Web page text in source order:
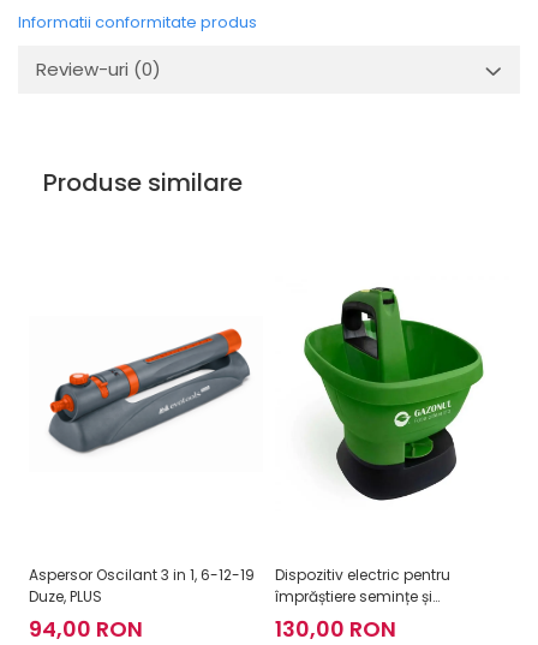
Informatii conformitate produs
Review-uri (0)
Produse similare
Aspersor Oscilant 3 in 1, 6-12-19
Duze, PLUS
94,00 RON
Dispozitiv electric pentru
împrăștiere semințe și
îngrășăminte Easy Drop
130,00 RON